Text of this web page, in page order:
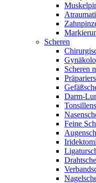
Scheren
Scheren
Darm-
Feine